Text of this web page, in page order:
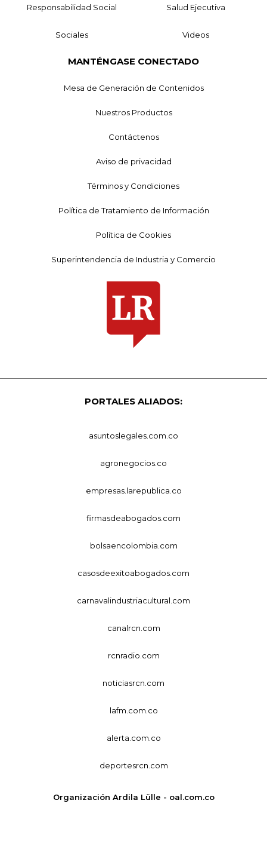
Responsabilidad Social Salud Ejecutiva
Sociales Videos
MANTÉNGASE CONECTADO
Mesa de Generación de Contenidos
Nuestros Productos
Contáctenos
Aviso de privacidad
Términos y Condiciones
Política de Tratamiento de Información
Política de Cookies
Superintendencia de Industria y Comercio
PORTALES ALIADOS:
asuntoslegales.com.co
agronegocios.co
empresas.larepublica.co
firmasdeabogados.com
bolsaencolombia.com
casosdeexitoabogados.com
carnavalindustriacultural.com
canalrcn.com
rcnradio.com
noticiasrcn.com
lafm.com.co
alerta.com.co
deportesrcn.com
Organización Ardila Lülle - oal.com.co